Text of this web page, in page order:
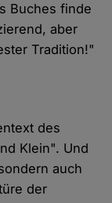
Buches finde
aber
Tradition!"
des
Klein". Und
auch
der